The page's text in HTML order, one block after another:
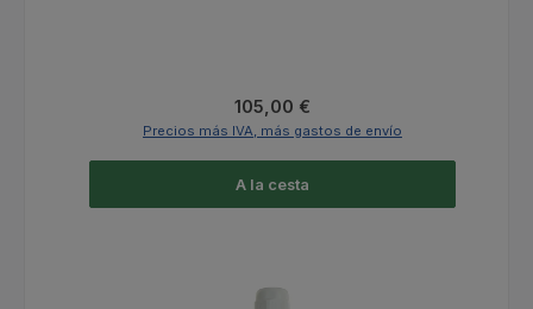
Precio normal:
105,00 €
Precios más IVA, más gastos de envío
A la cesta